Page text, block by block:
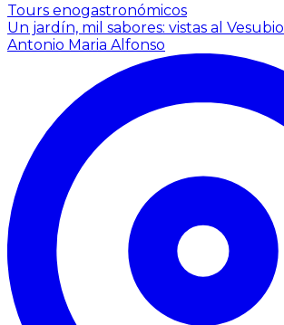
Tours enogastronómicos
Un jardín, mil sabores: vistas al Vesubio
Antonio Maria Alfonso